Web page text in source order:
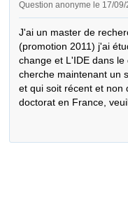
Question anonyme le 17/09/
J'ai un master de
(promotion 2011) j'ai
change et L'IDE dans
cherche maintenant un
et qui soit récent et non
doctorat en France,